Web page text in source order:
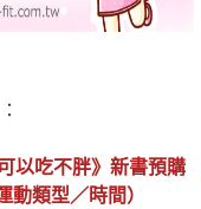
以吃不胖》新書預購
運動類型／時間）